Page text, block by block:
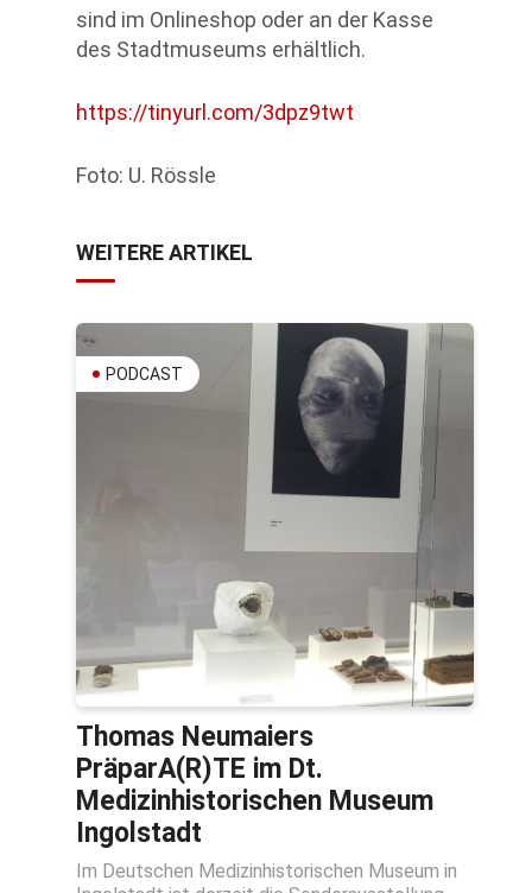
sind im Onlineshop oder an der Kasse
des Stadtmuseums erhältlich.
https://tinyurl.com/3dpz9twt
Foto: U. Rössle
WEITERE ARTIKEL
PODCAST
Thomas Neumaiers
PräparA(R)TE im Dt.
Medizinhistorischen Museum
Ingolstadt
Im Deutschen Medizinhistorischen Museum in